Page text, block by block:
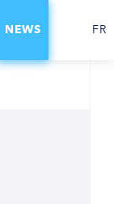
NEWS FR